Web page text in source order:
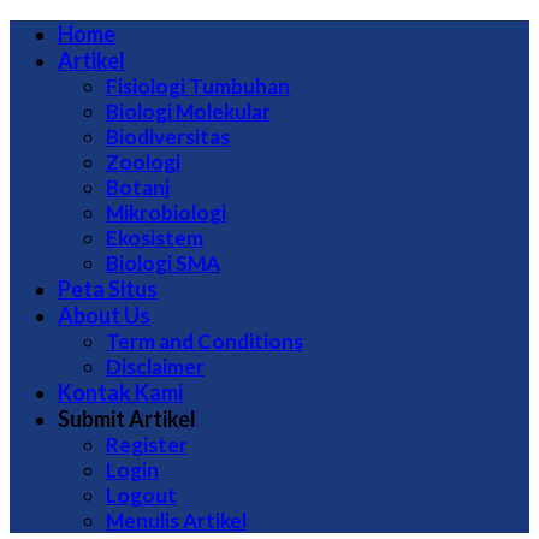
Home
Artikel
Fisiologi Tumbuhan
Biologi Molekular
Biodiversitas
Zoologi
Botani
Mikrobiologi
Ekosistem
Biologi SMA
Peta Situs
About Us
Term and Conditions
Disclaimer
Kontak Kami
Submit Artikel
Register
Login
Logout
Menulis Artikel